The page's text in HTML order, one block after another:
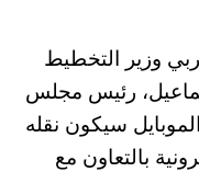
وزير التخطيط
رئيس مجلس
سيكون نقله
بالتعاون مع